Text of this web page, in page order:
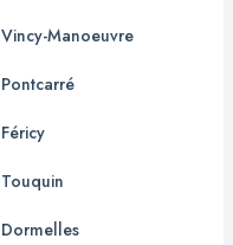
Vincy-Manoeuvre
Pontcarré
Féricy
Touquin
Dormelles